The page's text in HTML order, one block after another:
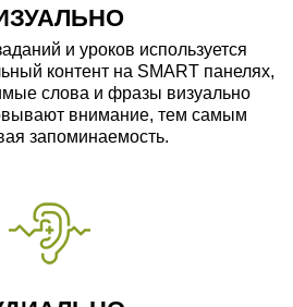
и уроков используется
контент на SMART панелях,
слова и фразы визуально
внимание, тем самым
запоминаемость.